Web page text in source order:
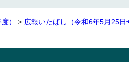
） > 広報いたばし（令和6年5月25日